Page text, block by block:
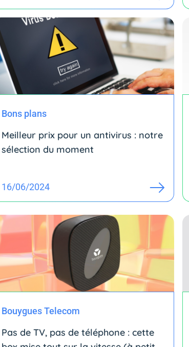
Bons plans
Meilleur prix pour un antivirus : notre
sélection du moment
16/06/2024
Bouygues Telecom
Pas de TV, pas de téléphone : cette